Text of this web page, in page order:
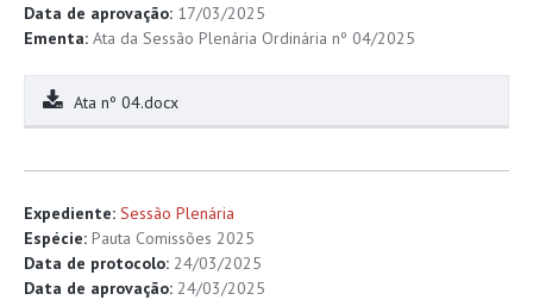
Data de aprovação: 17/03/2025
Ementa: Ata da Sessão Plenária Ordinária nº 04/2025
Ata nº 04.docx
Expediente: Sessão Plenária
Espécie: Pauta Comissões 2025
Data de protocolo: 24/03/2025
Data de aprovação: 24/03/2025